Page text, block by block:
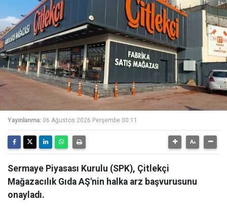
Yayınlanma: 06 Ağustos 2026 Perşembe 00:11
Sermaye Piyasası Kurulu (SPK), Çitlekçi
Mağazacılık Gıda AŞ'nin halka arz başvurusunu
onayladı.